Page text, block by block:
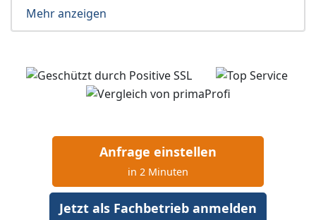
Mehr anzeigen
Anfrage einstellen
in 2 Minuten
Jetzt als Fachbetrieb anmelden